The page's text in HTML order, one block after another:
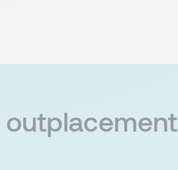
outplacement